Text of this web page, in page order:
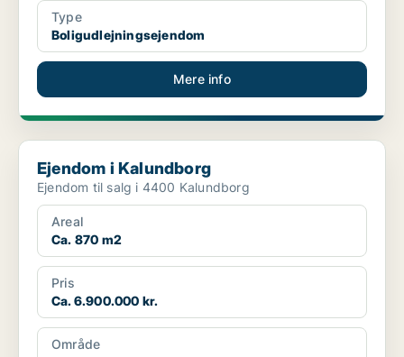
Type
Boligudlejningsejendom
Mere info
Ejendom i Kalundborg
Ejendom i Kalundborg
Ejendom til salg i 4400 Kalundborg
Areal
Ca. 870 m2
Pris
Ca. 6.900.000 kr.
Område